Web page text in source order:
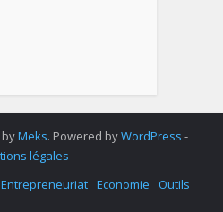
Meks. Powered byWordPress -
légales
Entrepreneuriat Economie Outils